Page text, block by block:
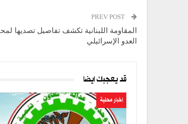
المقاومة اللبنانية تكشف تفاصيل تصديها
العدو الإسرائيلي
قد يعجبك ايضا
اخبار محلية